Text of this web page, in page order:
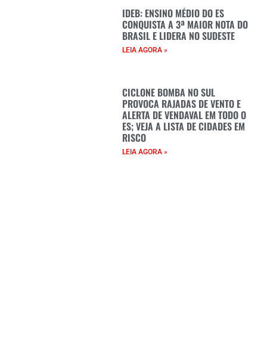
IDEB: ENSINO MÉDIO DO ES
CONQUISTA A 3ª MAIOR NOTA DO
BRASIL E LIDERA NO SUDESTE
LEIA AGORA »
CICLONE BOMBA NO SUL
PROVOCA RAJADAS DE VENTO E
ALERTA DE VENDAVAL EM TODO O
ES; VEJA A LISTA DE CIDADES EM
RISCO
LEIA AGORA »